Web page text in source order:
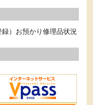
録）お預かり修理品状況